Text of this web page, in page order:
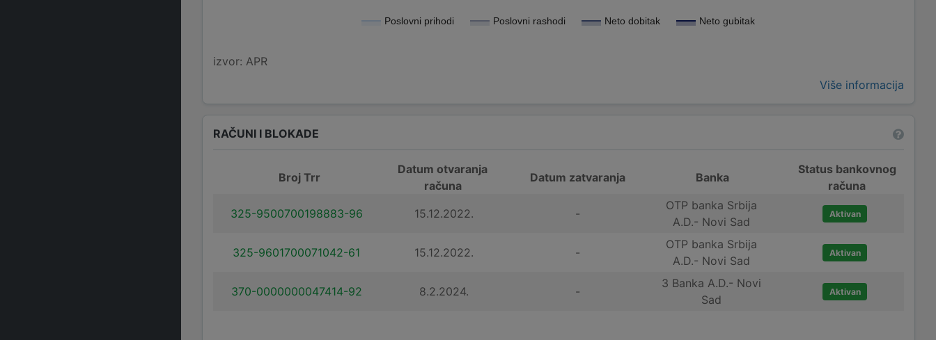
Poslovni prihodi Poslovni rashodi Neto dobitak Neto gubitak
izvor: APR
Više informacija
RAČUNI I BLOKADE
Broj Trr
Datum otvaranja
računa
Datum zatvaranja Banka
Status bankovnog
računa
325-9500700198883-96
15.12.2022. -
OTP banka Srbija
A.D.- Novi Sad
Aktivan
325-9601700071042-61 15.12.2022. -
OTP banka Srbija
A.D.- Novi Sad
Aktivan
370-0000000047414-92 8.2.2024. -
3 Banka A.D.- Novi
Sad
Aktivan